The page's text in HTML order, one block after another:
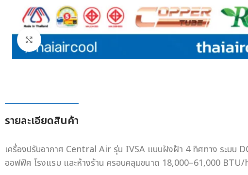
Click to enlarge
รายละเอียดสินค้า
เครื่องปรับอากาศ Central Air รุ่น IVSA แบบฝังฝ้า 4 ทิศทาง ระบบ
ออฟฟิศ โรงแรม และห้างร้าน ครอบคลุมขนาด 18,000–61,000